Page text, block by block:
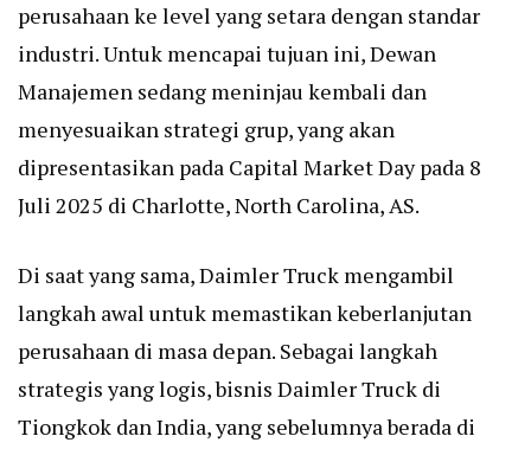
perusahaan ke level yang setara dengan standar
industri. Untuk mencapai tujuan ini, Dewan
Manajemen sedang meninjau kembali dan
menyesuaikan strategi grup, yang akan
dipresentasikan pada Capital Market Day pada 8
Juli 2025 di Charlotte, North Carolina, AS.
Di saat yang sama, Daimler Truck mengambil
langkah awal untuk memastikan keberlanjutan
perusahaan di masa depan. Sebagai langkah
strategis yang logis, bisnis Daimler Truck di
Tiongkok dan India, yang sebelumnya berada di